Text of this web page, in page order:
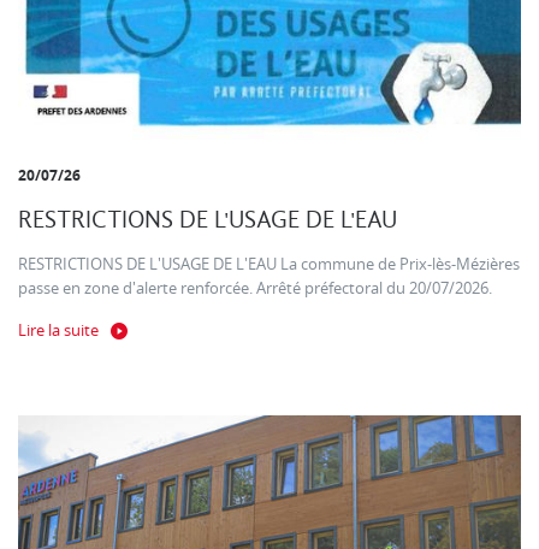
20/07/26
RESTRICTIONS DE L'USAGE DE L'EAU
RESTRICTIONS DE L'USAGE DE L'EAU La commune de Prix-lès-Mézières
passe en zone d'alerte renforcée. Arrêté préfectoral du 20/07/2026.
Lire la suite